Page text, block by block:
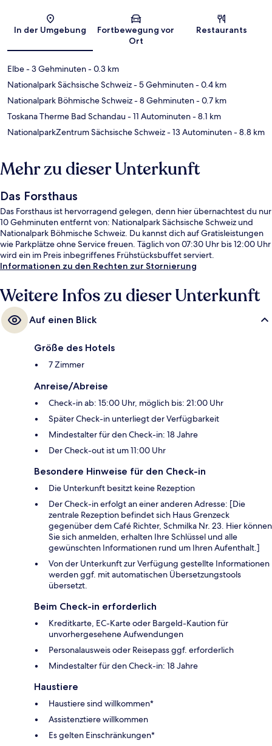
Karte
In der Umgebung
Fortbewegung vor
Ort
Restaurants
Elbe- 3 Gehminuten- 0.3 km
Nationalpark Sächsische Schweiz- 5 Gehminuten- 0.4 km
Nationalpark Böhmische Schweiz- 8 Gehminuten- 0.7 km
Toskana Therme Bad Schandau- 11 Autominuten- 8.1 km
NationalparkZentrum Sächsische Schweiz- 13 Autominuten- 8.8 km
Mehr zu dieser Unterkunft
Das Forsthaus
Das Forsthaus ist hervorragend gelegen, denn hier übernachtest du nur
10 Gehminuten entfernt von: Nationalpark Sächsische Schweiz und
Nationalpark Böhmische Schweiz. Du kannst dich auf Gratisleistungen
wie Parkplätze ohne Service freuen. Täglich von 07:30 Uhr bis 12:00 Uhr
wird ein im Preis inbegriffenes Frühstücksbuffet serviert.
Informationen zu den Rechten zur Stornierung
Weitere Infos zu dieser Unterkunft
Auf einen Blick
Größe des Hotels
7 Zimmer
Anreise/Abreise
Check-in ab: 15:00 Uhr, möglich bis: 21:00 Uhr
Später Check-in unterliegt der Verfügbarkeit
Mindestalter für den Check-in: 18 Jahre
Der Check-out ist um 11:00 Uhr
Besondere Hinweise für den Check-in
Die Unterkunft besitzt keine Rezeption
Der Check-in erfolgt an einer anderen Adresse: [Die
zentrale Rezeption befindet sich Haus Grenzeck
gegenüber dem Café Richter, Schmilka Nr. 23. Hier können
Sie sich anmelden, erhalten Ihre Schlüssel und alle
gewünschten Informationen rund um Ihren Aufenthalt.]
Von der Unterkunft zur Verfügung gestellte Informationen
werden ggf. mit automatischen Übersetzungstools
übersetzt.
Beim Check-in erforderlich
Kreditkarte, EC-Karte oder Bargeld-Kaution für
unvorhergesehene Aufwendungen
Personalausweis oder Reisepass ggf. erforderlich
Mindestalter für den Check-in: 18 Jahre
Haustiere
Haustiere sind willkommen*
Assistenztiere willkommen
Es gelten Einschränkungen*